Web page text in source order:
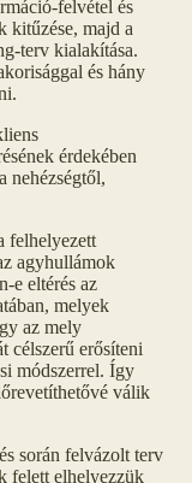
felvétel és
kitűzése, majd a
terv kialakítása.
és hány
érdekében
nehézségtől,
felhelyezett
agyhullámok
e eltérés az
melyek
az mely
célszerű erősíteni
módszerrel. Így
válik
során felvázolt terv
felett elhelyezzük